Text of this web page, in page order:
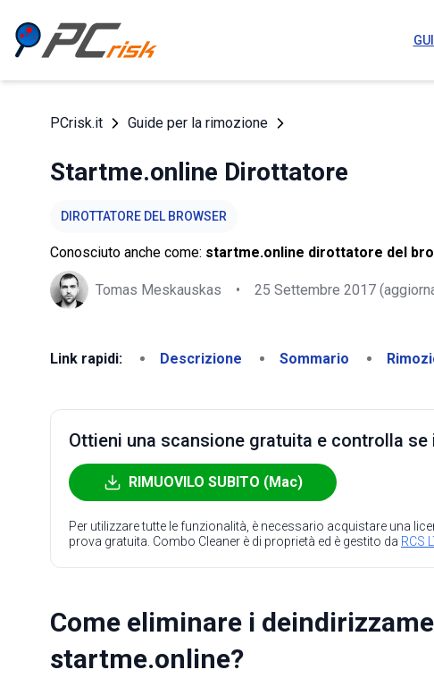
PCrisk.it Guide per la rimozione
Startme.online Dirottatore
DIROTTATORE DEL BROWSER
Conosciuto anche come: startme.online dirottatore del
Tomas Meskauskas • 25 Settembre 2017
Link rapidi: Descrizione Sommario
Ottieni una scansione gratuita e controlla
RIMUOVILO SUBITO (Mac)
Per utilizzare tutte le funzionalità, è necessario acquistare una
prova gratuita. Combo Cleaner è di proprietà ed è gestito da RCS
Come eliminare i
startme.online?